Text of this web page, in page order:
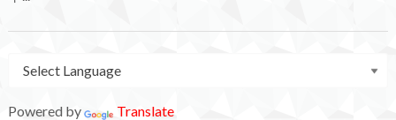
Powered by Translate